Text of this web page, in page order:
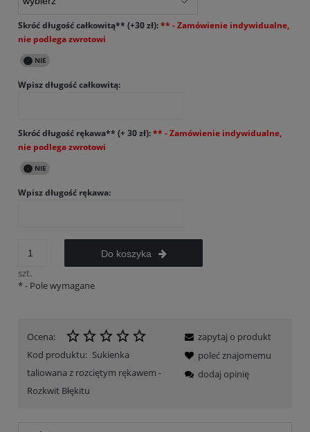
Skróć długość całkowitą** (+30 zł):
Wpisz długość całkowitą:
Skróć długość rękawa** (+ 30 zł):
Wpisz długość rękawa:
szt.
Do koszyka
*- Pole wymagane
Ocena:
Kod produktu: Sukienka
taliowana z rozciętym rękawem -
Rozkwit Błękitu
zapytaj o produkt
poleć znajomemu
dodaj opinię